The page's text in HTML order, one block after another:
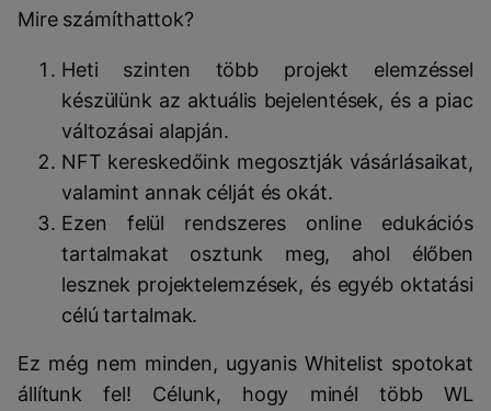
Mire számíthattok?
Heti szinten több projekt elemzéssel
készülünk az aktuális bejelentések, és a piac
változásai alapján.
NFT kereskedőink megosztják vásárlásaikat,
valamint annak célját és okát.
Ezen felül rendszeres online edukációs
tartalmakat osztunk meg, ahol élőben
lesznek projektelemzések, és egyéb oktatási
célú tartalmak.
Ez még nem minden, ugyanis Whitelist spotokat
állítunk fel! Célunk, hogy minél több WL